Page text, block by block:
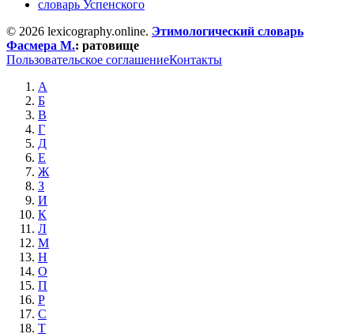
словарь Успенского
© 2026 lexicography.online. Этимологический словарь
Фасмера М.: ратовище
Пользовательское соглашениеКонтакты
А
Б
В
Г
Д
Е
Ж
З
И
К
Л
М
Н
О
П
Р
С
Т